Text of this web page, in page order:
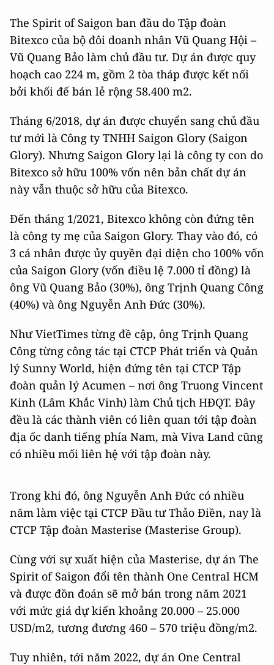
The Spirit of Saigon ban đầu do Tập đoàn
Bitexco của bộ đôi doanh nhân Vũ Quang Hội –
Vũ Quang Bảo làm chủ đầu tư. Dự án được quy
hoạch cao 224 m, gồm 2 tòa tháp được kết nối
bởi khối đế bán lẻ rộng 58.400 m2.
Tháng 6/2018, dự án được chuyển sang chủ đầu
tư mới là Công ty TNHH Saigon Glory (Saigon
Glory). Nhưng Saigon Glory lại là công ty con do
Bitexco sở hữu 100% vốn nên bản chất dự án
này vẫn thuộc sở hữu của Bitexco.
Đến tháng 1/2021, Bitexco không còn đứng tên
là công ty mẹ của Saigon Glory. Thay vào đó, có
3 cá nhân được ủy quyền đại diện cho 100% vốn
của Saigon Glory (vốn điều lệ 7.000 tỉ đồng) là
ông Vũ Quang Bảo (30%), ông Trịnh Quang Công
(40%) và ông Nguyễn Anh Đức (30%).
Như VietTimes từng đề cập, ông Trịnh Quang
Công từng công tác tại CTCP Phát triển và Quản
lý Sunny World, hiện đứng tên tại CTCP Tập
đoàn quản lý Acumen – nơi ông Truong Vincent
Kinh (Lâm Khắc Vinh) làm Chủ tịch HĐQT. Đây
đều là các thành viên có liên quan tới tập đoàn
địa ốc danh tiếng phía Nam, mà Viva Land cũng
có nhiều mối liên hệ với tập đoàn này.
Trong khi đó, ông Nguyễn Anh Đức có nhiều
năm làm việc tại CTCP Đầu tư Thảo Điền, nay là
CTCP Tập đoàn Masterise (Masterise Group).
Cùng với sự xuất hiện của Masterise, dự án The
Spirit of Saigon đổi tên thành One Central HCM
và được đồn đoán sẽ mở bán trong năm 2021
với mức giá dự kiến khoảng 20.000 – 25.000
USD/m2, tương đương 460 – 570 triệu đồng/m2.
Tuy nhiên, tới năm 2022, dự án One Central